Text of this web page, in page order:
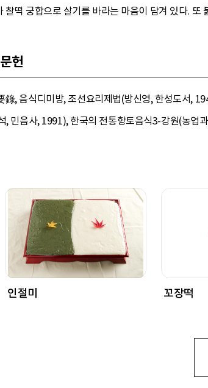
찰떡 궁합으로 살기를 바라는 마음이 담겨 있다. 또
헌
錄, 음식디미방, 조선요리제법(방신영, 한성도서,
, 민음사, 1991), 한국의 전통향토음식3-강원(농업
인절미 꼬장떡